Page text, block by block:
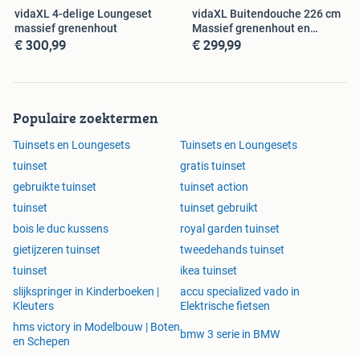
vidaXL 4-delige Loungeset
massief grenenhout
€ 300,99
vidaXL Buitendouche 226 cm
Massief grenenhout en
roestvrij
€ 299,99
Populaire zoektermen
Tuinsets en Loungesets
Tuinsets en Loungesets
tuinset
gratis tuinset
gebruikte tuinset
tuinset action
tuinset
tuinset gebruikt
bois le duc kussens
royal garden tuinset
gietijzeren tuinset
tweedehands tuinset
tuinset
ikea tuinset
slijkspringer in Kinderboeken |
Kleuters
accu specialized vado in
Elektrische fietsen
hms victory in Modelbouw | Boten
en Schepen
bmw 3 serie in BMW